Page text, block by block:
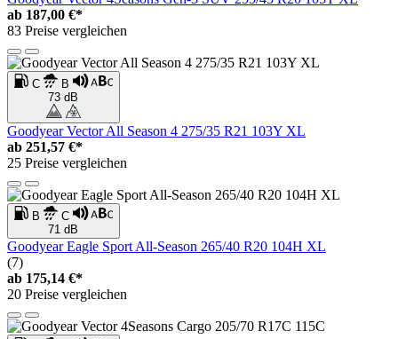
ab 187,00 €*
83 Preise vergleichen
C
B
73 dB
Goodyear Vector All Season 4 275/35 R21 103Y XL
ab 251,57 €*
25 Preise vergleichen
B
C
71 dB
Goodyear Eagle Sport All-Season 265/40 R20 104H XL
(7)
ab 175,14 €*
20 Preise vergleichen